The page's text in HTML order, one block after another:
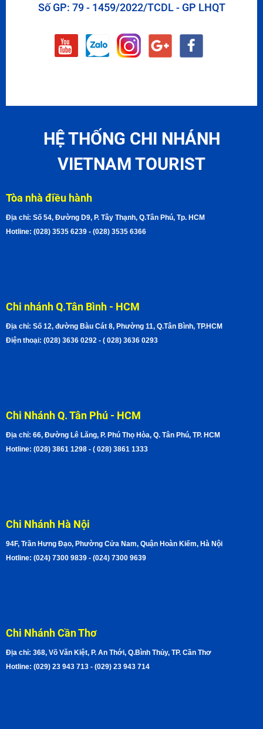
Số GP: 79 - 1459/2022/TCDL - GP LHQT
HỆ THỐNG CHI NHÁNH
VIETNAM TOURIST
Tòa nhà điều hành
Địa chỉ: Số 54, Đường D9, P. Tây Thạnh, Q.Tân Phú, Tp. HCM
Hotline: (028) 3535 6239 - (028) 3535 6366
Chi nhánh Q.Tân Bình - HCM
Địa chỉ: Số 12, đường Bàu Cát 8, Phường 11, Q.Tân Bình, TP.HCM
Điện thoại: (028) 3636 0292 - ( 028) 3636 0293
Chi Nhánh Q. Tân Phú - HCM
Địa chỉ: 66, Đường Lê Lăng, P. Phú Thọ Hòa, Q. Tân Phú, TP. HCM
Hotline: (028) 3861 1298 - ( 028) 3861 1333
Chi Nhánh Hà Nội
94F, Trần Hưng Đạo, Phường Cửa Nam, Quận Hoàn Kiếm, Hà Nội
Hotline: (024) 7300 9839 - (024) 7300 9639
Chi Nhánh Cần Thơ
Địa chỉ: 368, Võ Văn Kiệt, P. An Thới, Q.Bình Thủy, TP. Cần Thơ
Hotline: (029) 23 943 713 - (029) 23 943 714